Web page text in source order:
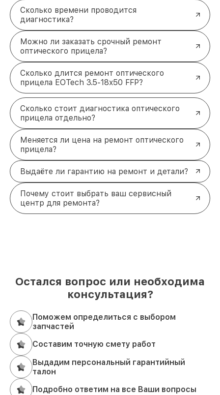
Сколько времени проводится
диагностика?
Можно ли заказать срочный ремонт
оптического прицела?
Сколько длится ремонт оптического
прицела EOTech 3.5-18x50 FFP?
Сколько стоит диагностика оптического
прицела отдельно?
Меняется ли цена на ремонт оптического
прицела?
Выдаёте ли гарантию на ремонт и детали?
Почему стоит выбрать ваш сервисный
центр для ремонта?
Остался вопрос или необходима
консультация?
Поможем определиться с выбором
запчастей
Составим точную смету работ
Выдадим персональный гарантийный
талон
Подробно ответим на все Ваши вопросы